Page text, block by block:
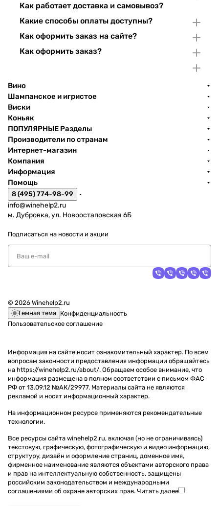
Как работает доставка и самовывоз?
Какие способы оплаты доступны?
Как оформить заказ на сайте?
Как оформить заказ?
Вино
Шампанское и игристое
Виски
Коньяк
ПОПУЛЯРНЫЕ Разделы
Производители по странам
Интернет-магазин
Компания
Информация
Помощь
8 (495) 774-98-99
info@winehelp2.ru
м. Дубровка, ул. Новоостаповская 6Б
Подписаться на новости и акции
© 2026 Winehelp2.ru
Темная тема Конфиденциальность
Пользовательское соглашение
Информация на сайте носит ознакомительный характер. По всем
вопросам законности предоставления информации обращайтесь
на https://winehelp2.ru/about/. Обращаем особое внимание, что
информация размещена в полном соответствии с письмом ФАС
РФ от 13.09.12 №АК/29977. Материалы сайта не являются
рекламой и носят информационный характер.
На информационном ресурсе применяются рекомендательные
технологии.
Все ресурсы сайта winehelp2.ru, включая (но не ограничиваясь)
текстовую, графическую, фотографическую и видео информацию,
структуру, дизайн и оформление страниц, доменное имя,
фирменное наименование являются объектами авторского права
и прав на интеллектуальную собственность, защищены
российским законодательством и международными
соглашениями об охране авторских прав. Читать далее